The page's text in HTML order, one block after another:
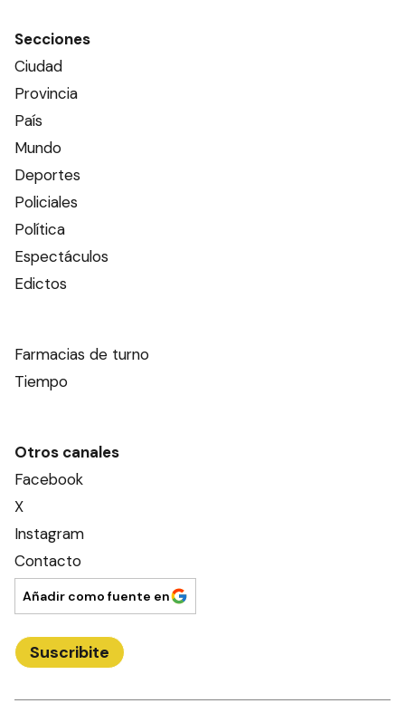
Secciones
Ciudad
Provincia
País
Mundo
Deportes
Policiales
Política
Espectáculos
Edictos
Farmacias de turno
Tiempo
Otros canales
Facebook
X
Instagram
Contacto
Añadir como fuente en
Suscribite